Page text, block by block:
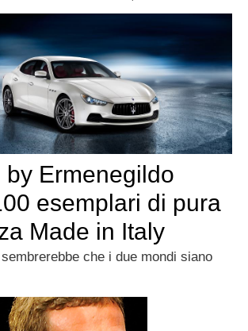
by Ermenegildo
esemplari di pura
Made in Italy
che i due mondi siano